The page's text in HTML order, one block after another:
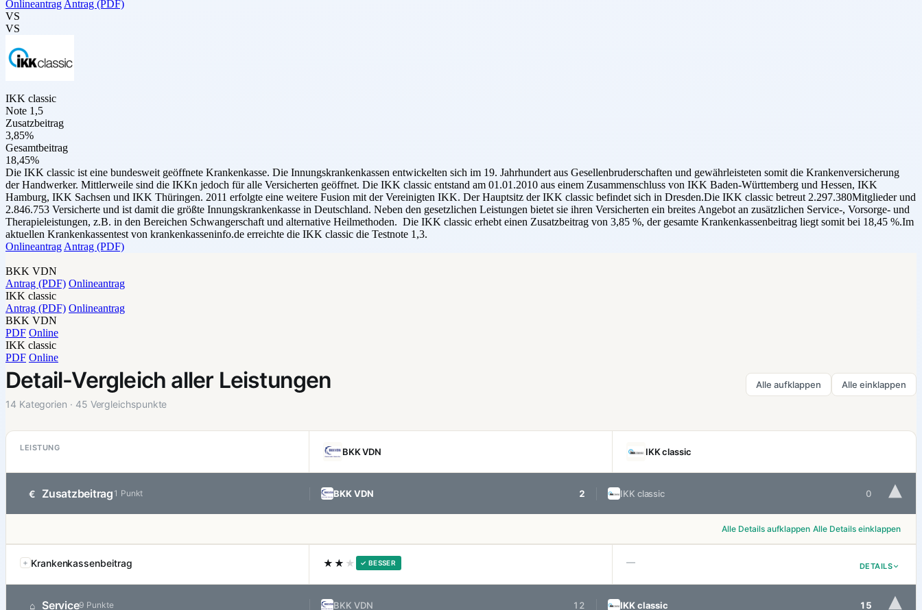
Onlineantrag Antrag (PDF)
VS
VS
IKK classic
Note 1,5
Zusatzbeitrag
3,85%
Gesamtbeitrag
18,45%
Die IKK classic ist eine bundesweit geöffnete Krankenkasse. Die Innungskrankenkassen entwickelten sich im 19. Jahrhundert aus Gesellenbruderschaften und gewährleisteten somit die Krankenversicherung
der Handwerker. Mittlerweile sind die IKKn jedoch für alle Versicherten geöffnet. Die IKK classic entstand am 01.01.2010 aus einem Zusammenschluss von IKK Baden-Württemberg und Hessen, IKK
Hamburg, IKK Sachsen und IKK Thüringen. 2011 erfolgte eine weitere Fusion mit der Vereinigten IKK. Der Hauptsitz der IKK classic befindet sich in Dresden.Die IKK classic betreut 2.297.380Mitglieder und
2.846.753 Versicherte und ist damit die größte Innungskrankenkasse in Deutschland. Neben den gesetzlichen Leistungen bietet sie ihren Versicherten ein breites Angebot an zusätzlichen Service-, Vorsorge- und
Therapieleistungen, z.B. in den Bereichen Schwangerschaft und alternative Heilmethoden. Die IKK classic erhebt einen Zusatzbeitrag von 3,85 %, der gesamte Krankenkassenbeitrag liegt somit bei 18,45 %.Im
aktuellen Krankenkassentest von krankenkasseninfo.de erreichte die IKK classic die Testnote 1,3.
Onlineantrag Antrag (PDF)
BKK VDN
Antrag (PDF) Onlineantrag
IKK classic
Antrag (PDF) Onlineantrag
BKK VDN
PDF Online
IKK classic
PDF Online
Detail-Vergleich aller Leistungen
14 Kategorien · 45 Vergleichspunkte
Alle aufklappen Alle einklappen
LEISTUNG BKK VDN IKK classic
€ Zusatzbeitrag 1 Punkt BKK VDN 2 IKK classic 0 ▾
Alle Details aufklappen Alle Details einklappen
DETAILS
Krankenkassenbeitrag ★★ ★ ✓ BESSER —
⌂ Service9 Punkte BKK VDN 12 IKK classic 15